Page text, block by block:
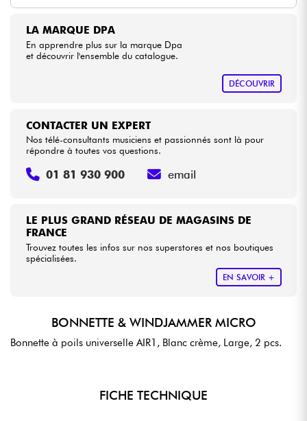
Packs
Voir nos marques
LA MARQUE DPA
En apprendre plus sur la marque Dpa
et découvrir l'ensemble du catalogue.
DÉCOUVRIR
LE PLUS GRAND RÉSEAU DE MAGASINS DE
FRANCE
Trouvez toutes les infos sur nos superstores et nos boutiques
spécialisées.
EN SAVOIR +
CONTACTER UN EXPERT
Nos télé-consultants musiciens et passionnés sont là pour
répondre à toutes vos questions.
01 81 930 900 email
BONNETTE & WINDJAMMER MICRO
Bonnette à poils universelle AIR1, Blanc crème, Large, 2 pcs.
FICHE TECHNIQUE